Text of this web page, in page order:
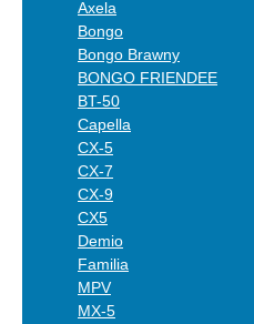
Axela
Bongo
Bongo Brawny
BONGO FRIENDEE
BT-50
Capella
CX-5
CX-7
CX-9
CX5
Demio
Familia
MPV
MX-5